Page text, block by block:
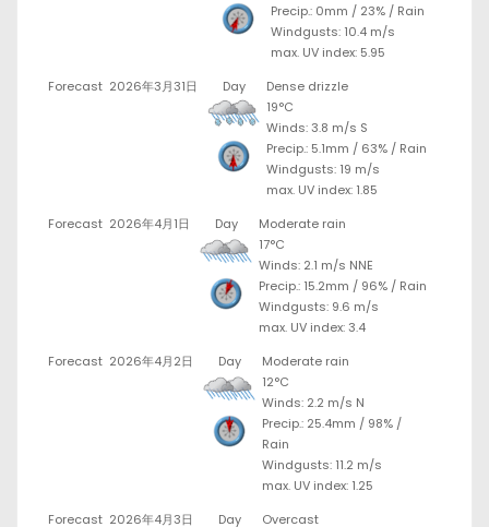
Precip.: 0mm / 23% / Rain
Windgusts: 10.4 m/s
max. UV index: 5.95
Forecast 2026年3月31日 Day
Dense drizzle
19°C
Winds: 3.8 m/s S
Precip.: 5.1mm / 63% / Rain
Windgusts: 19 m/s
max. UV index: 1.85
Forecast 2026年4月1日 Day
Moderate rain
17°C
Winds: 2.1 m/s NNE
Precip.: 15.2mm / 96% / Rain
Windgusts: 9.6 m/s
max. UV index: 3.4
Forecast 2026年4月2日 Day
Moderate rain
12°C
Winds: 2.2 m/s N
Precip.: 25.4mm / 98% /
Rain
Windgusts: 11.2 m/s
max. UV index: 1.25
Forecast 2026年4月3日 Day Overcast